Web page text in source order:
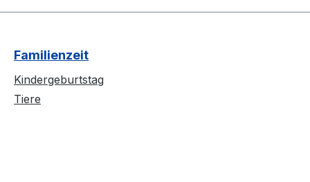
Familienzeit
Kindergeburtstag
Tiere